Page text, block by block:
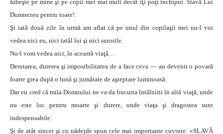
Iubeşte pe mine şi pe copii mei mai mult decât îţi poţi închipui. Slavă Lui
Dumnezeu pentru toate!.
Şi iată două zile în urmă am aflat că pe unul din copilaşii mei nu-l voi
vedea nici eu, nici tatăl lui şi nici surorile.
Nu-l vom vedea aici, în această viaţă…
Derutarea, durerea şi imposibilitatea de a face ceva — au devenit o povară
foarte grea după o lună şi jumătate de aşteptare luminoasă.
Dar eu cred că mila Domnului ne va da bucuria întâlnirii în altă viaţă, unde
nu este loc pentru moarte şi durere, unde viaţa şi dragostea sunt
indespensabile.
Şi de atât sincer şi cu nădejde spun cele mai importante cuvinte: «SLAVĂ